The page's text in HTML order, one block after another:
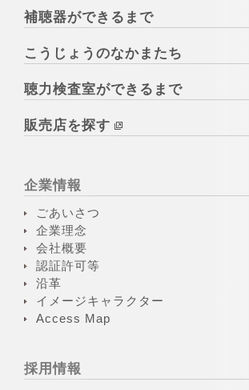
補聴器ができるまで
こうじょうのなかまたち
聴力検査室ができるまで
販売店を探す
企業情報
ごあいさつ
企業理念
会社概要
認証許可等
沿革
イメージキャラクター
Access Map
採用情報